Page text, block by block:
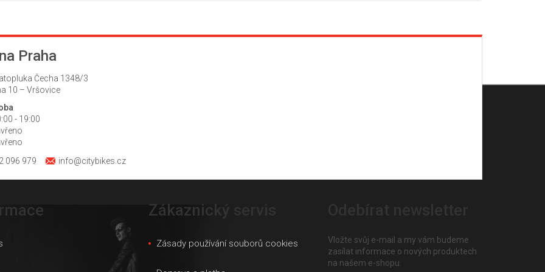
Praha
Čecha 1348/3
10 – Vršovice
- 19:00
096 979
info@citybikes.cz
Zákaznický servis
Zásady používání souborů cookies
Vložte svůj e-mail a my vám budeme
zasílat informace o nových produktech
na našem e-shopu.